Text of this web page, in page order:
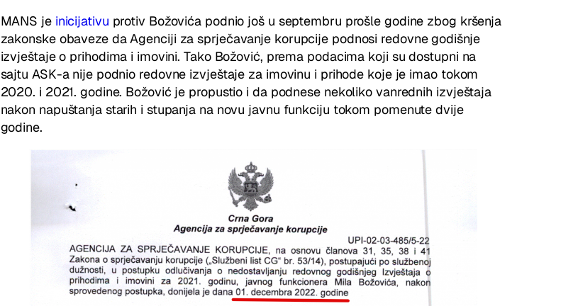
MANS je inicijativu protiv Božovića podnio još u septembru prošle godine zbog kršenja
zakonske obaveze da Agenciji za sprječavanje korupcije podnosi redovne godišnje
izvještaje o prihodima i imovini. Tako Božović, prema podacima koji su dostupni na
sajtu ASK-a nije podnio redovne izvještaje za imovinu i prihode koje je imao tokom
2020. i 2021. godine. Božović je propustio i da podnese nekoliko vanrednih izvještaja
nakon napuštanja starih i stupanja na novu javnu funkciju tokom pomenute dvije
godine.